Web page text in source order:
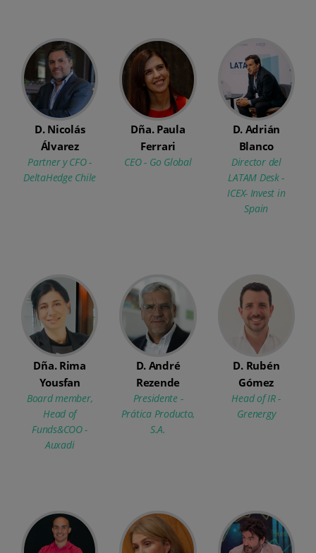
D. Nicolás
Álvarez
Partner y CFO -
DeltaHedge Chile
Dña. Paula
Ferrari
CEO - Go Global
D. Adrián
Blanco
Director del
LATAM Desk -
ICEX- Invest in
Spain
Dña. Rima
Yousfan
Board member,
Head of
Funds&COO -
Auxadi
D. André
Rezende
Presidente -
Prática Producto,
S.A.
D. Rubén
Gómez
Head of IR -
Grenergy